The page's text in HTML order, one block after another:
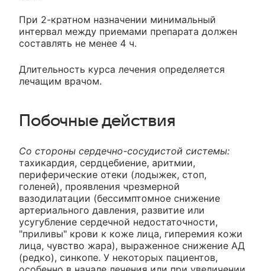
При 2-кратном назначении минимальный
интервал между приемами препарата должен
составлять не менее 4 ч.
Длительность курса лечения определяется
лечащим врачом.
Побочные действия
Со стороны сердечно-сосудистой системы:
тахикардия, сердцебиение, аритмии,
периферические отеки (лодыжек, стоп,
голеней), проявления чрезмерной
вазодилатации (бессимптомное снижение
артериального давления, развитие или
усугубление сердечной недостаточности,
"приливы" крови к коже лица, гиперемия кожи
лица, чувство жара), выраженное снижение АД
(редко), синкопе. У некоторых пациентов,